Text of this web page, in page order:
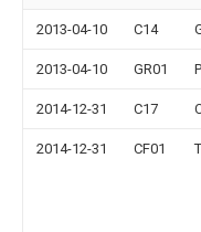
2013-04-10 C14
2013-04-10 GR01
2014-12-31 C17
2014-12-31 CF01